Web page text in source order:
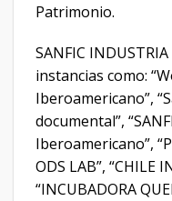
Patrimonio.
SANFIC
instancias como:
Iberoamericano”,
documental”,
Iberoamericano”,
ODS LAB”, “CHILE
“INCUBADORA